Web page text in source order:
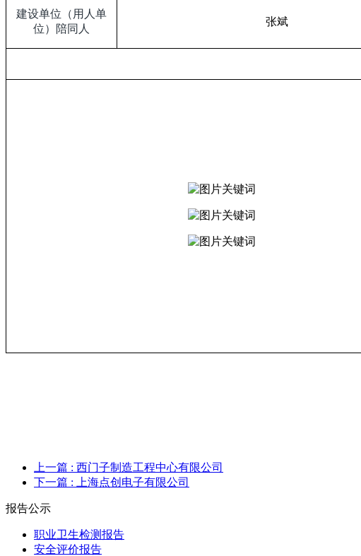
建设单位（用人单
位）陪同人
张斌
上一篇 : 西门子制造工程中心有限公司
下一篇 : 上海点创电子有限公司
报告公示
职业卫生检测报告
安全评价报告